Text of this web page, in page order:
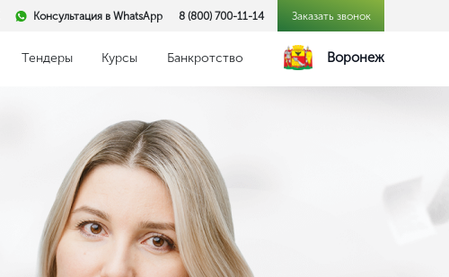
Консультация в WhatsApp 8 (800) 700-11-14 Заказать звонок
Тендеры Курсы Банкротство Воронеж